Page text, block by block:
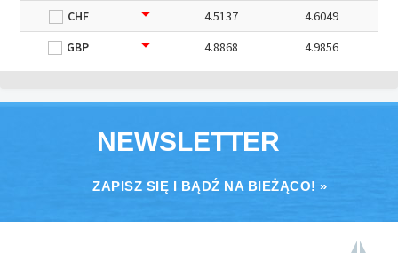
CHF
4.5137
4.6049
GBP
4.8868 4.9856
NEWSLETTER
ZAPISZ SIĘ I BĄDŹ NA BIEŻĄCO! »